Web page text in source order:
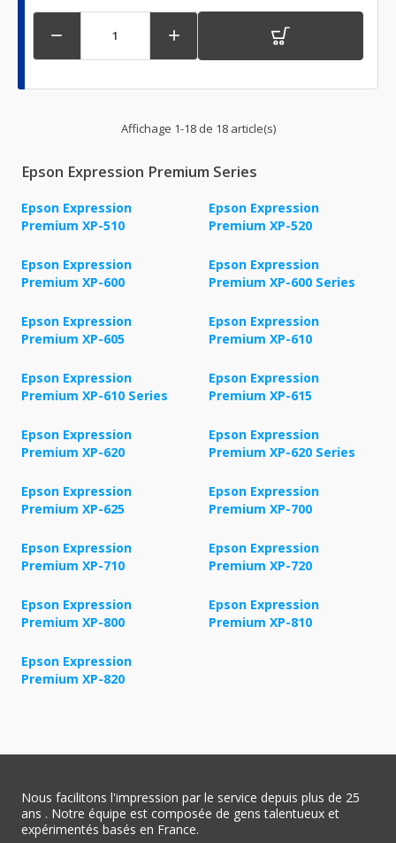
 
Affichage 1-18 de 18 article(s)
Epson Expression Premium Series
Epson Expression
Premium XP-510
Epson Expression
Premium XP-520
Epson Expression
Premium XP-600
Epson Expression
Premium XP-600 Series
Epson Expression
Premium XP-605
Epson Expression
Premium XP-610
Epson Expression
Premium XP-610 Series
Epson Expression
Premium XP-615
Epson Expression
Premium XP-620
Epson Expression
Premium XP-620 Series
Epson Expression
Premium XP-625
Epson Expression
Premium XP-700
Epson Expression
Premium XP-710
Epson Expression
Premium XP-720
Epson Expression
Premium XP-800
Epson Expression
Premium XP-810
Epson Expression
Premium XP-820
Nous facilitons l'impression par le service depuis plus de 25
ans . Notre équipe est composée de gens talentueux et
expérimentés basés en France.